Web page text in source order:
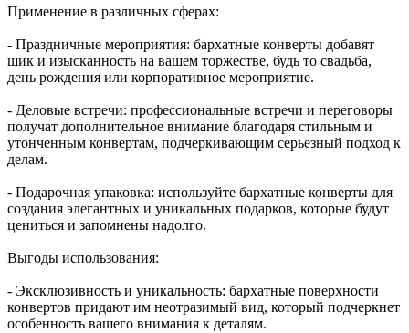
Применение в различных сферах:
- Праздничные мероприятия: бархатные конверты добавят
шик и изысканность на вашем торжестве, будь то свадьба,
день рождения или корпоративное мероприятие.
- Деловые встречи: профессиональные встречи и переговоры
получат дополнительное внимание благодаря стильным и
утонченным конвертам, подчеркивающим серьезный подход к
делам.
- Подарочная упаковка: используйте бархатные конверты для
создания элегантных и уникальных подарков, которые будут
цениться и запомнены надолго.
Выгоды использования:
- Эксклюзивность и уникальность: бархатные поверхности
конвертов придают им неотразимый вид, который подчеркнет
особенность вашего внимания к деталям.